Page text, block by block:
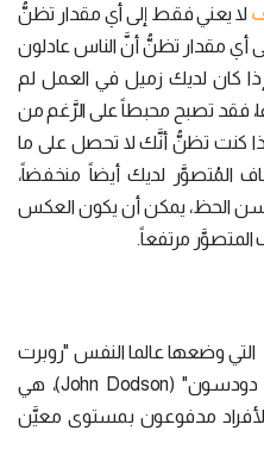
لا يعني فقط إلى أي مقدار تظنُّ
أي مقدار تظنُّ أنَّ الناس عادلون
إذا كان لديك زميل في العمل لم
فقد تصبح محبطاً على الرَّغم من
كنت تظنُّ أنَّك لا تحصل على ما
المُتصوَّر لديك أيضاً منخفضاً،
الحظ، يمكن أن يكون العكس
المتصوَّر مرتفعاً.
التي وضعها عالما النفس "روبرت
يركس" (Robert Yerkes)، "وجون دودسون" (John Dodson)، هي
مدفوعون بمستوى معيَّن